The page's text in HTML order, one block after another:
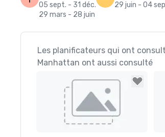
05 sept. - 31 déc.
29 mars - 28 juin
29 juin - 04
Les planificateurs qui ont
Manhattan ont aussi consulté